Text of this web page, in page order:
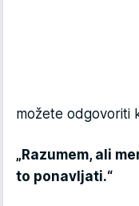
možete odgovoriti
„Razumem, ali
to ponavljati.“